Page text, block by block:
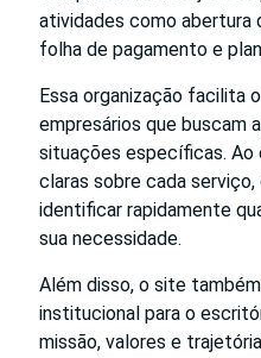
atividades como abertura
folha de pagamento e
Essa organização facilita
empresários que buscam
situações específicas.
claras sobre cada
identificar rapidamente
sua necessidade.
Além disso, o site
institucional para o
missão, valores e